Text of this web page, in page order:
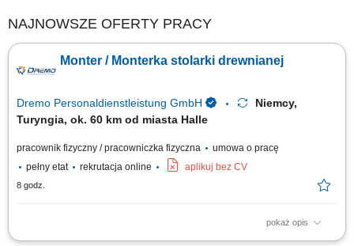
NAJNOWSZE OFERTY PRACY
Monter / Monterka stolarki drewnianej
Dremo Personaldienstleistung GmbH
Niemcy,
Turyngia, ok. 60 km od miasta Halle
pracownik fizyczny / pracowniczka fizyczna
umowa o pracę
pełny etat
rekrutacja online aplikuj bez CV
8 godz.
pokaż opis
Zakład produkcyjny specjalizujący się w stolarce drewnianej poszukuje